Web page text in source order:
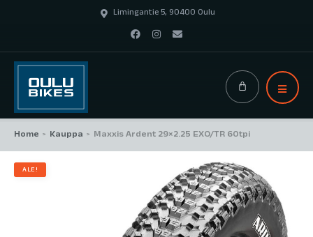
Limingantie 5, 90400 Oulu
Home > Kauppa > Maxxis Ardent 29×2.25 EXO/TR 60tpi
ALE!